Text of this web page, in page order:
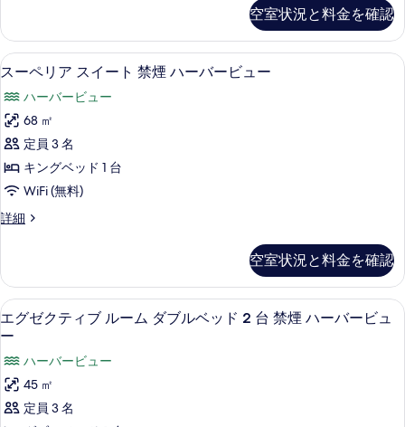
る
べ
て
の
写
真
を
表
示
す
詳
細
ム
キ
ン
グ
ベ
ッ
ド
1
台
ハ
ー
バ
ー
ビ
ュ
テ
ィ
ブ
ー
ム
ン
グ
ベ
ッ
ド
煙
ハ
ー
ビ
ュ
ー
の
空室状況と料金を確認
ス
ペ
リ
ア
ス
イ
ー
禁
煙
ハ
バ
ー
ビ
高級寝具、羽毛の掛け布団、ピロー
5
スーペリア スイート 禁煙 ハーバービュー
ハーバービュー
68 ㎡
定員 3 名
キングベッド 1 台
WiFi (無料)
詳細
ス
ア
ス
イ
禁
煙
ハ
ー
空室状況と料金を確認
エ
グ
ゼ
ク
テ
高級寝具、羽毛の掛け布団、ピロー
6
エグゼクティブ ルーム ダブルベッド 2 台 禁煙 ハーバービュ
ー
ハーバービュー
45 ㎡
定員 3 名